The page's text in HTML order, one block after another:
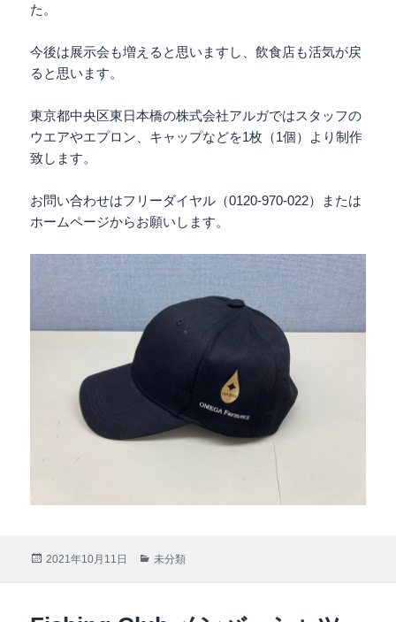
た。
今後は展示会も増えると思いますし、飲食店も活気が戻
ると思います。
東京都中央区東日本橋の株式会社アルガではスタッフの
ウエアやエプロン、キャップなどを1枚（1個）より制作
致します。
お問い合わせはフリーダイヤル（0120-970-022）または
ホームページからお願いします。
投
2021年10月11日
カ
未分類